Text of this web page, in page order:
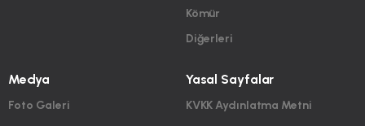
Kömür
Diğerleri
Medya
Foto Galeri
Yasal Sayfalar
KVKK Aydınlatma Metni